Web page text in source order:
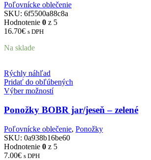
Poľovnícke oblečenie
SKU: 6f5500a88c8a
Hodnotenie 0 z 5
16.70€ s DPH
Na sklade
Rýchly náhľad
Pridať do obľúbených
Výber možností
Ponožky BOBR jar/jeseň – zelené
Poľovnícke oblečenie, Ponožky
SKU: 0a938b16be60
Hodnotenie 0 z 5
7.00€ s DPH